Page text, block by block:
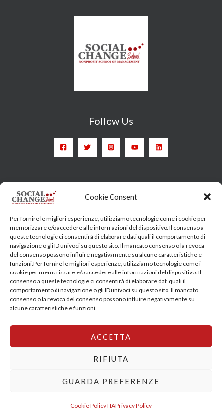
Cookie Consent
Per fornire le migliori esperienze, utilizziamo tecnologie come i cookie per
memorizzare e/o accedere alle informazioni del dispositivo. Il consenso a
queste tecnologie ci consentirà di elaborare dati quali il comportamento di
navigazione o gli ID univoci su questo sito. Il mancato consenso o la revoca
del consenso possono influire negativamente su alcune caratteristiche e
funzioni.Per fornire le migliori esperienze, utilizziamo tecnologie come i
cookie per memorizzare e/o accedere alle informazioni del dispositivo. Il
consenso a queste tecnologie ci consentirà di elaborare dati quali il
comportamento di navigazione o gli ID univoci su questo sito. Il mancato
consenso o la revoca del consenso possono influire negativamente su
alcune caratteristiche e funzioni.
ACCETTA
RIFIUTA
GUARDA PREFERENZE
Cookie Policy ITAPrivacy Policy
Follow Us
Head Quarter: Spain – Calle Arrieta, 9 - 28013 Madrid
7 - 00185 Roma
socialchangeschool@socialchangeschool.org
PMC – Master
HOPE – Master
MIDHA – Master
LEAD – Master
Copyright © 2026 SocialChangeSchool |